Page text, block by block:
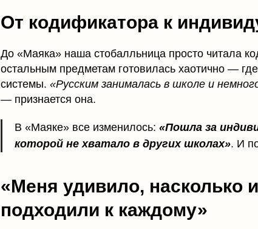
От кодификатора к
До «Маяка» наша стобалльница просто читала
остальным предметам готовилась хаотично —
системы. «Русским занималась в школе и
— признается она.
В «Маяке» все изменилось: «Пошла за
которой не хватало в других школах». И
«Меня удивило, насколько
подходили к каждому»